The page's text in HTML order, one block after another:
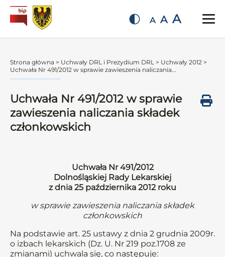
A A A
Strona główna > Uchwały DRL i Prezydium DRL > Uchwały 2012 >
Uchwała Nr 491/2012 w sprawie zawieszenia naliczania...
Uchwała Nr 491/2012 w sprawie
zawieszenia naliczania składek
członkowskich
Uchwała Nr 491/2012
Dolnośląskiej Rady Lekarskiej
z dnia 25 października 2012 roku
w sprawie zawieszenia naliczania składek
członkowskich
Na podstawie art. 25 ustawy z dnia 2 grudnia 2009r.
o izbach lekarskich (Dz. U. Nr 219 poz.1708 ze
zmianami) uchwala się, co następuje: